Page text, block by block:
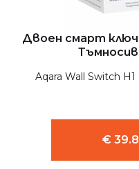
Двоен смарт ключ
Тъмносив
Aqara Wall Switch
€